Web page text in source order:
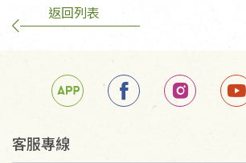
返回列表
客服專線